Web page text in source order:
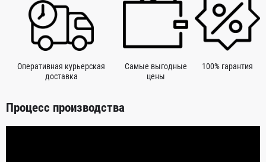
Оперативная курьерская
доставка
Самые выгодные
цены
100% гарантия
Процесс производства